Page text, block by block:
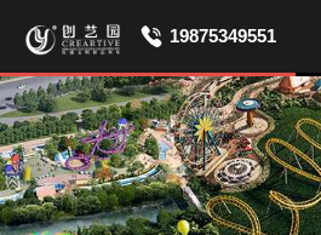
19875349551